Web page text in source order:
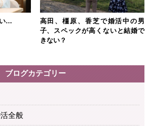
…
高田、橿原、香芝で婚活中の男
子、スペックが高くないと結婚で
きない？
ブログカテゴリー
全般